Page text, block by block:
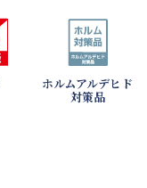
ホルムアルデヒド
対策品